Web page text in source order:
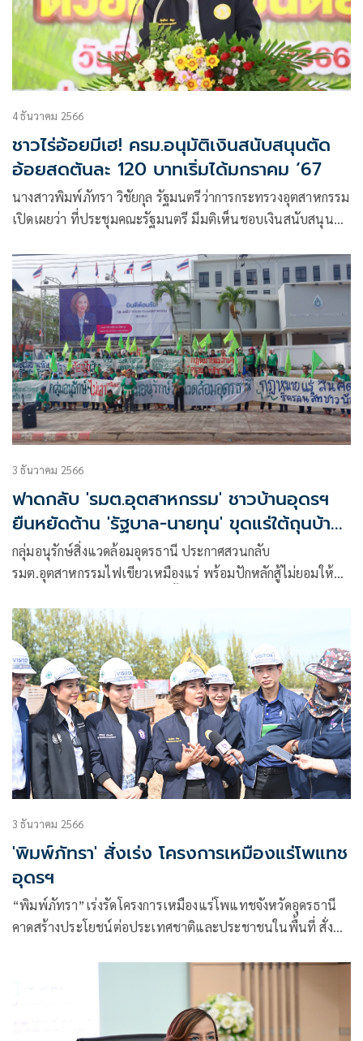
4 ธันวาคม 2566
ชาวไร่อ้อยมีเฮ! ครม.อนุมัติเงินสนับสนุนตัด
อ้อยสดตันละ 120 บาทเริ่มได้มกราคม ‘67
นางสาวพิมพ์ภัทรา วิชัยกุล รัฐมนตรีว่าการกระทรวงอุตสาหกรรม
เปิดเผยว่า ที่ประชุมคณะรัฐมนตรี มีมติเห็นชอบเงินสนับสนุนตัด
3 ธันวาคม 2566
ฟาดกลับ 'รมต.อุตสาหกรรม' ชาวบ้านอุดรฯ
ยืนหยัดต้าน 'รัฐบาล-นายทุน' ขุดแร่ใต้ถุนบ้าน
ขาย
กลุ่มอนุรักษ์สิ่งแวดล้อมอุดรธานี ประกาศสวนกลับ
รมต.อุตสาหกรรมไฟเขียวเหมืองแร่ พร้อมปักหลักสู้ไม่ยอมให้ทั้ง
ลูกหลาน
3 ธันวาคม 2566
'พิมพ์ภัทรา' สั่งเร่ง โครงการเหมืองแร่โพแทช
อุดรฯ
“พิมพ์ภัทรา”เร่งรัดโครงการเหมืองแร่โพแทชจังหวัดอุดรธานี
คาดสร้างประโยชน์ต่อประเทศชาติและประชาชนในพื้นที่ สั่ง
อยู่คู่ชุมชน ขณะที่บริษัทฯ ผู้รับประทานบัตร เข้าพื้นที่เพื่อ
เตรียมการพัฒนาพื้นที่ทำเหมืองแล้ว โดยตั้งเป้าเร่งผลิตแร่